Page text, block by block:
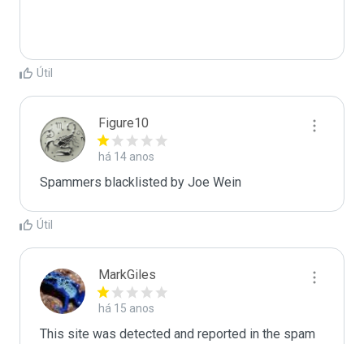
Útil
Figure10
há 14 anos
Spammers blacklisted by Joe Wein
Útil
MarkGiles
há 15 anos
This site was detected and reported in the spam